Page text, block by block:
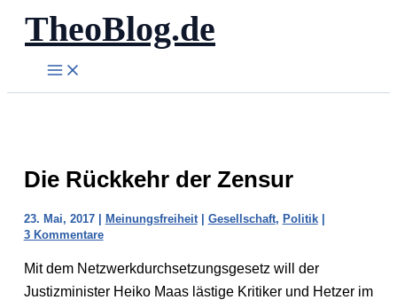
Zum
Inhalt
springen
TheoBlog.de
Die Rückkehr der Zensur
23. Mai, 2017 | Meinungsfreiheit| Gesellschaft, Politik|
3 Kommentare
Mit dem Netzwerkdurchsetzungsgesetz will der
Justizminister Heiko Maas lästige Kritiker und Hetzer im